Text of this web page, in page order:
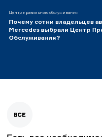
Центр правильного обслуживания
Почему сотни владельцев
Mercedes выбрали Центр
Обслуживания?